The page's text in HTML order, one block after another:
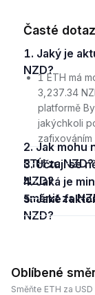
Časté
1. Jaký je aktuální kurz pro směnu z ETH na
NZD?
1 ETH má
3,237.34
platformě
jakýchkoli
2. Jak mohu na platformě Bybit-eu směnit
ETH za NZD?
3. Účtují se nějaké poplatky za směnu ETH za
NZD?
4. Jaká je minimální částka ETH, kterou mohu
směnit za
5. Jaké faktory ovlivňují směnný kurz ETH na
NZD?
Oblíbené
Směňte ETH za